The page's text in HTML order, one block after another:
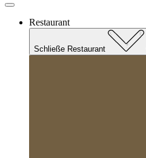
Restaurant
Schließe Restaurant